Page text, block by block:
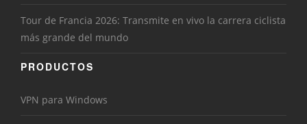
Tour de Francia 2026: Transmite en vivo la carrera ciclista
más grande del mundo
PRODUCTOS
VPN para Windows